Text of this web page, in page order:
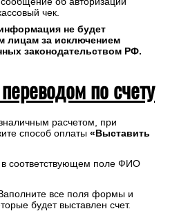
технологию
платежей Verified By
Code для проведения платежа
ввод кода который придет Вам
чек.
не будет
законодательством РФ.
по счету
расчетом, при
способ оплаты«Выставить